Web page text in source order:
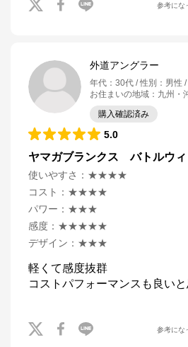
参考にな
外道アングラー
年代 ： 30代 性別 ： 男性
お住まいの地域 ： 九州・
購入確認済み
5.0
ヤマガブランクス バトルウィ
使いやすさ ： ★★★★
コスト ： ★★★★
パワー ： ★★★
感度 ： ★★★★★
デザイン ： ★★★
軽くて感度抜群
コストパフォーマンスも良い
参考にな